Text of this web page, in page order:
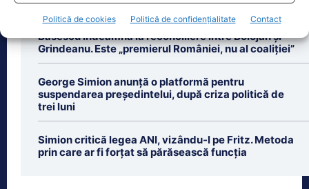
Politică de cookies Politică de confidențialitate Contact
Ultimele știri
Băsescu îndeamnă la reconciliere între Bolojan și
Grindeanu. Este „premierul României, nu al coaliției”
George Simion anunță o platformă pentru
suspendarea președintelui, după criza politică de
trei luni
Simion critică legea ANI, vizându-l pe Fritz. Metoda
prin care ar fi forțat să părăsească funcția